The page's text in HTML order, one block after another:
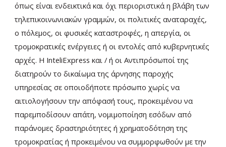
όπως είναι ενδεικτικά και όχι περιοριστικά η βλάβη των
τηλεπικοινωνιακών γραμμών, οι πολιτικές αναταραχές,
ο πόλεμος, οι φυσικές καταστροφές, η απεργία, οι
τρομοκρατικές ενέργειες ή οι εντολές από κυβερνητικές
αρχές. Η InteliExpress και / ή οι Αντιπρόσωποί της
διατηρούν το δικαίωμα της άρνησης παροχής
υπηρεσίας σε οποιοδήποτε πρόσωπο χωρίς να
αιτιολογήσουν την απόφασή τους, προκειμένου να
παρεμποδίσουν απάτη, νομιμοποίηση εσόδων από
παράνομες δραστηριότητες ή χρηματοδότηση της
τρομοκρατίας ή προκειμένου να συμμορφωθούν με την